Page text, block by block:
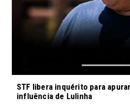
STF libera inquérito para
influência de Lulinha